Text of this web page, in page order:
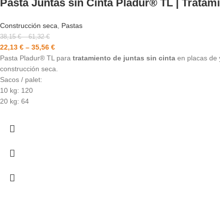
Pasta Juntas sin Cinta Pladur® TL |
Construcción seca, Pastas
38,15€–61,32€
22,13 € – 35,56 €
Pasta Pladur® TL para tratamiento de juntas sin cinta en placas de
construcción seca.
Sacos / palet:
10 kg: 120
20 kg: 64